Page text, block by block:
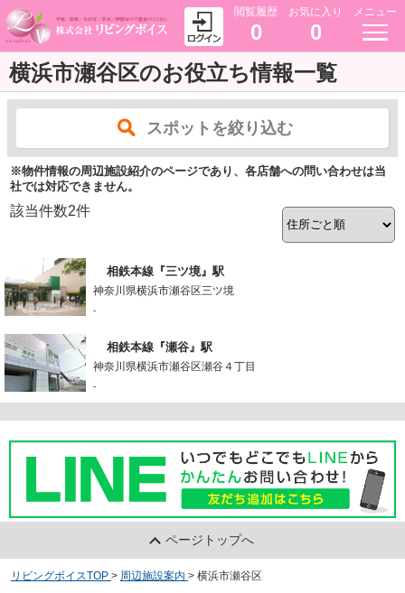
閲覧履歴
0
お気に入り
0
メニュー
横浜市瀬谷区のお役立ち情報一覧
スポットを絞り込む
※物件情報の周辺施設紹介のページであり、各店舗への問い合わせは当
社では対応できません。
該当件数2件
相鉄本線『三ツ境』駅
神奈川県横浜市瀬谷区三ツ境
-
相鉄本線『瀬谷』駅
神奈川県横浜市瀬谷区瀬谷４丁目
-
ページトップへ
リビングボイスTOP > 周辺施設案内 > 横浜市瀬谷区